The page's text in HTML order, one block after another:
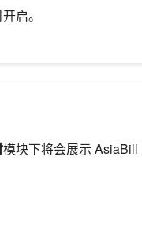
启。
模块下将会展示 AsiaBill